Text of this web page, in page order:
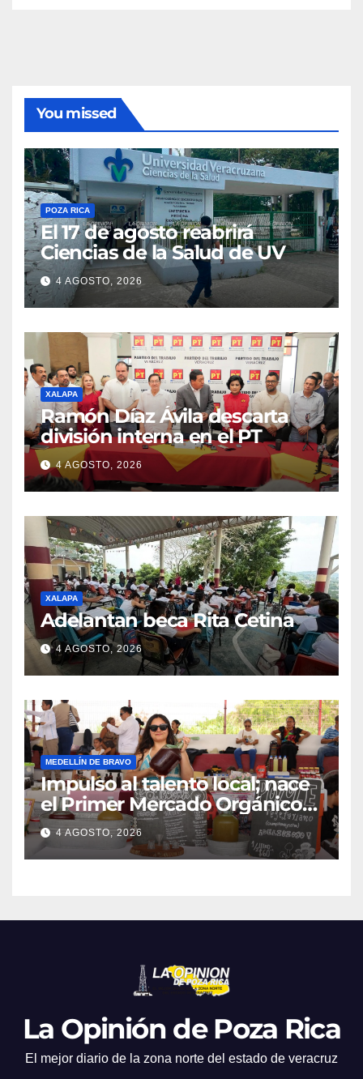
You missed
POZA RICA
El 17 de agosto reabrirá
Ciencias de la Salud de UV
4 AGOSTO, 2026
XALAPA
Ramón Díaz Ávila descarta
división interna en el PT
4 AGOSTO, 2026
XALAPA
Adelantan beca Rita Cetina
4 AGOSTO, 2026
MEDELLÍN DE BRAVO
Impulso al talento local; nace
el Primer Mercado Orgánico
en Medellín
4 AGOSTO, 2026
La Opinión de Poza Rica
El mejor diario de la zona norte del estado de veracruz